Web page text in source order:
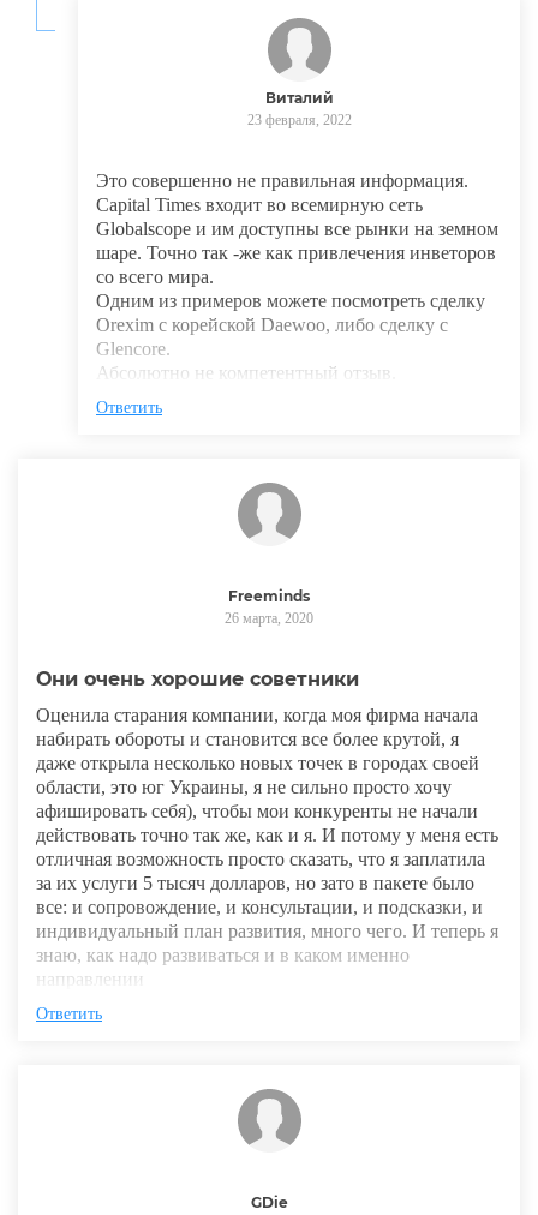
Виталий
23 февраля, 2022
Это совершенно не правильная информация.
Capital Times входит во всемирную сеть
Globalscope и им доступны все рынки на земном
шаре. Точно так -же как привлечения инветоров
со всего мира.
Одним из примеров можете посмотреть сделку
Orexim с корейской Daewoo, либо сделку с
Glencore.
Абсолютно не компетентный отзыв.
Ответить
Freeminds
26 марта, 2020
Они очень хорошие советники
Оценила старания компании, когда моя фирма начала
набирать обороты и становится все более крутой, я
даже открыла несколько новых точек в городах своей
области, это юг Украины, я не сильно просто хочу
афишировать себя), чтобы мои конкуренты не начали
действовать точно так же, как и я. И потому у меня есть
отличная возможность просто сказать, что я заплатила
за их услуги 5 тысяч долларов, но зато в пакете было
все: и сопровождение, и консультации, и подсказки, и
индивидуальный план развития, много чего. И теперь я
знаю, как надо развиваться и в каком именно
направлении
Ответить
GDie